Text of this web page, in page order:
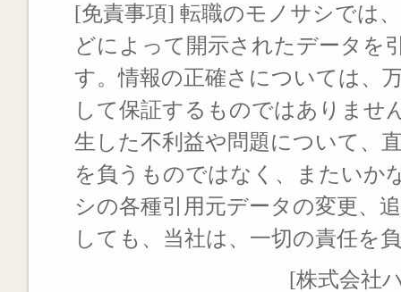
[免責事項] 転職のモノサシでは
どによって開示されたデータを
す。情報の正確さについては、
して保証するものではありませ
生した不利益や問題について、
を負うものではなく、またいか
シの各種引用元データの変更、
しても、当社は、一切の責任を
[株式会社